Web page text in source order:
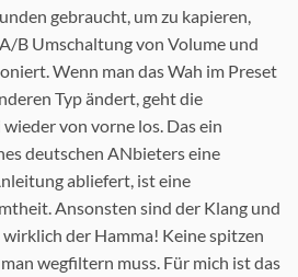
gebraucht, um zu kapieren,
B Umschaltung von Volume und
Wenn man das Wah im Preset
Typ ändert, geht die
von vorne los. Das ein
deutschen ANbieters eine
abliefert, ist eine
Ansonsten sind der Klang und
wirklich der Hamma! Keine spitzen
wegfiltern muss. Für mich ist das